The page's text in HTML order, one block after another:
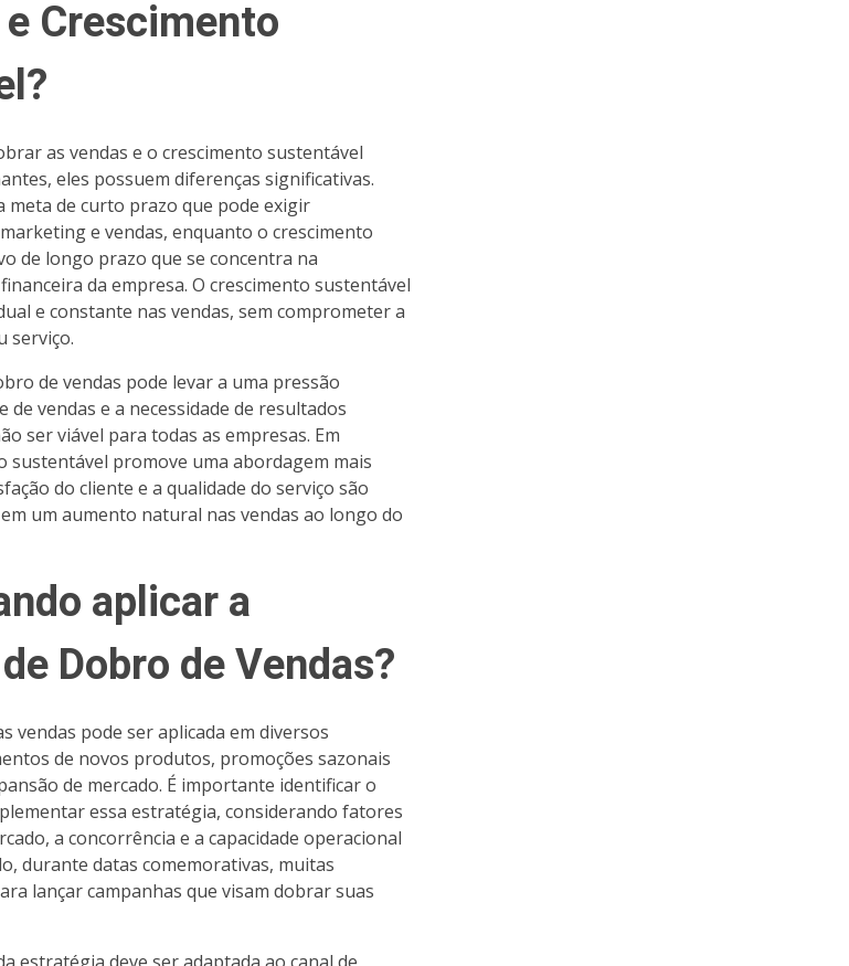
Crescimento
as vendas e o crescimento sustentável
eles possuem diferenças significativas.
meta de curto prazo que pode exigir
e vendas, enquanto o crescimento
de longo prazo que se concentra na
da empresa. O crescimento sustentável
e constante nas vendas, sem comprometer a
serviço.
de vendas pode levar a uma pressão
de vendas e a necessidade de resultados
ser viável para todas as empresas. Em
sustentável promove uma abordagem mais
do cliente e a qualidade do serviço são
um aumento natural nas vendas ao longo do
aplicar a
Dobro de Vendas?
vendas pode ser aplicada em diversos
de novos produtos, promoções sazonais
de mercado. É importante identificar o
essa estratégia, considerando fatores
a concorrência e a capacidade operacional
durante datas comemorativas, muitas
lançar campanhas que visam dobrar suas